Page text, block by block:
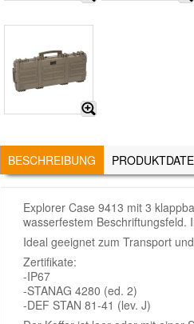
TABS
BESCHREIBUNG (AKTIVER
REITER)
Explorer Case 9413 mit 3
wasserfestem Beschriftungsfeld.
Ideal geeignet zum Transport
Zertifikate:
-IP67
-STANAG 4280 (ed. 2)
-DEF STAN 81-41 (lev. J)